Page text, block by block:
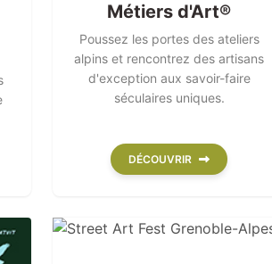
Métiers d'Art®
Poussez les portes des ateliers
alpins et rencontrez des artisans
d'exception aux savoir-faire
séculaires uniques.
DÉCOUVRIR